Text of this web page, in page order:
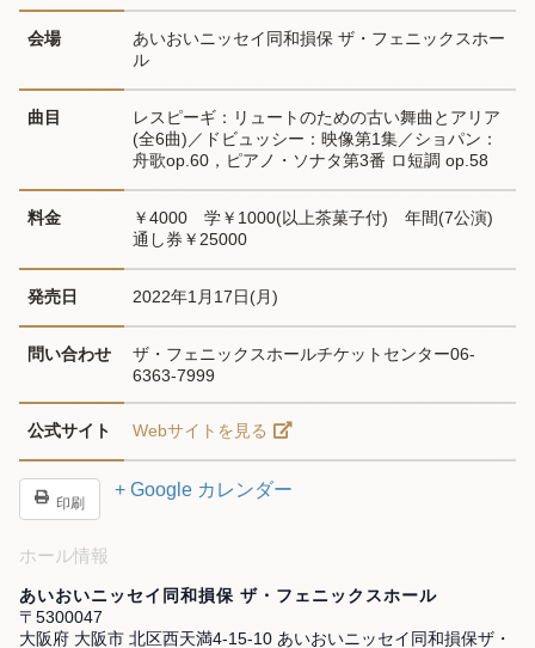
会場
あいおいニッセイ同和損保 ザ・フェニックスホー
ル
曲目
レスピーギ：リュートのための古い舞曲とアリア
(全6曲)／ドビュッシー：映像第1集／ショパン：
舟歌op.60，ピアノ・ソナタ第3番 ロ短調 op.58
料金
￥4000　学￥1000(以上茶菓子付)　年間(7公演)
通し券￥25000
発売日 2022年1月17日(月)
問い合わせ
ザ・フェニックスホールチケットセンター06-
6363-7999
公式サイト Webサイトを見る
印刷
+ Google カレンダー
ホール情報
あいおいニッセイ同和損保 ザ・フェニックスホール
〒5300047
大阪府 大阪市 北区西天満4-15-10 あいおいニッセイ同和損保ザ・